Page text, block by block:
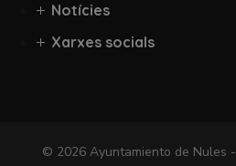
Notícies
Xarxes socials
© 2026 Ayuntamiento de Nules -